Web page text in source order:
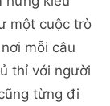
một cuộc trò
mỗi câu
thỉ với người
từng đi